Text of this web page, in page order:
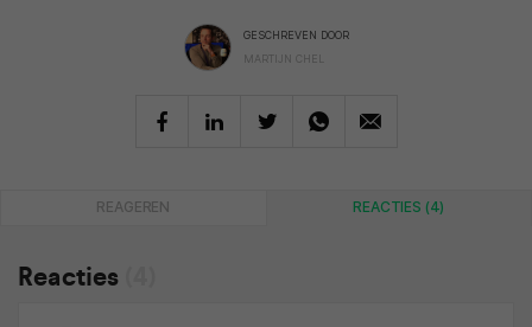
GESCHREVEN DOOR
MARTIJN CHEL
REAGEREN REACTIES (4)
Reacties